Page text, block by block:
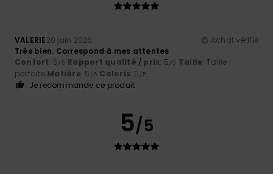
VALERIE20 juin 2026
Achat vérifié
Très bien. Correspond à mes attentes
Confort: 5/5 Rapport qualité / prix: 5/5 Taille: Taille
parfaite Matière: 5 /5 Coloris: 5 /5
Je recommande ce produit
5/5